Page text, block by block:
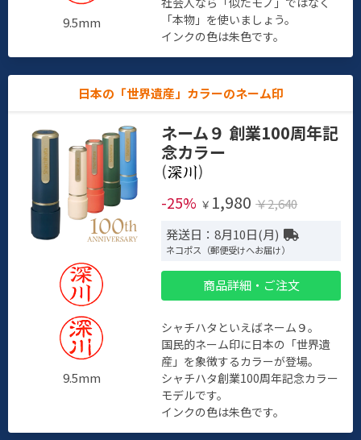
9.5mm
「本物」を使いましょう。
インクの色は朱色です。
日本の「世界遺産」カラーのネーム印
9.5mm
ネーム９ 創業100周年記
念カラー
(
)
-25% ￥ 1,980 ￥2,640
発送日：8月10日(月)
ネコポス（郵便受けへお届け）
商品詳細・ご注文
シャチハタといえばネーム９。
国民的ネーム印に日本の「世界遺
産」を象徴するカラーが登場。
シャチハタ創業100周年記念カラー
モデルです。
インクの色は朱色です。